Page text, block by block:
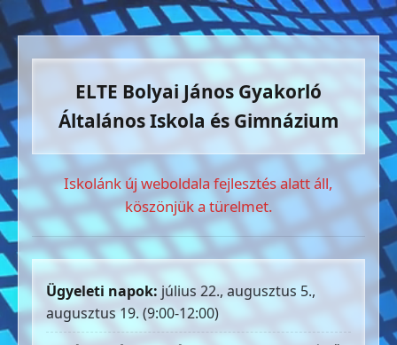
ELTE Bolyai János Gyakorló
Általános Iskola és Gimnázium
Iskolánk új weboldala fejlesztés alatt áll,
köszönjük a türelmet.
Ügyeleti napok: július 22., augusztus 5.,
augusztus 19. (9:00-12:00)